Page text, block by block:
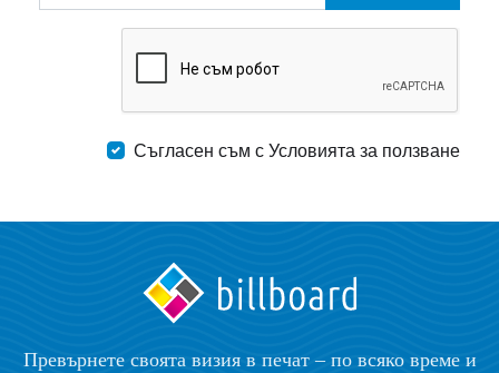
Съгласен съм с Условията за ползване
Превърнете своята визия в печат – по всяко време и